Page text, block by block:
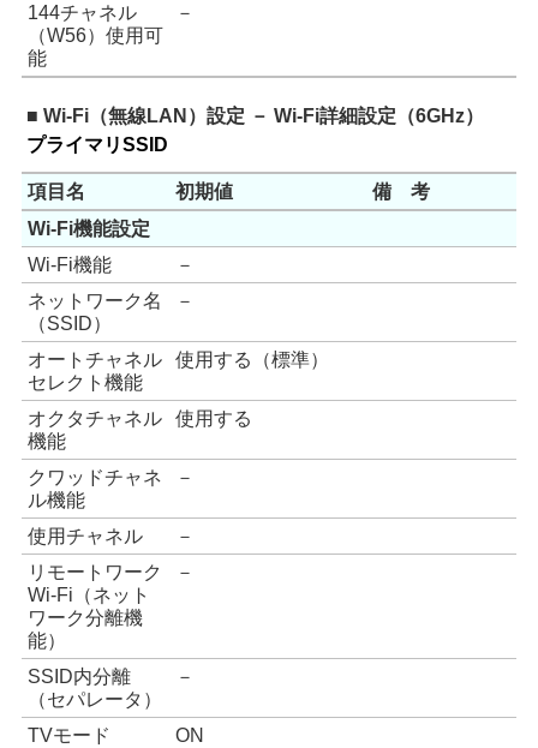
144チャネル
（W56）使用可
能
－
■ Wi-Fi（無線LAN）設定 － Wi-Fi詳細設定（6GHz）
プライマリSSID
項目名 初期値
備 考
Wi-Fi機能設定
Wi-Fi機能
－
ネットワーク名
（SSID）
－
オートチャネル
セレクト機能
使用する（標準）
オクタチャネル
機能
使用する
クワッドチャネ
ル機能
－
使用チャネル
－
リモートワーク
Wi-Fi（ネット
ワーク分離機
能）
－
SSID内分離
（セパレータ）
－
TVモード
ON